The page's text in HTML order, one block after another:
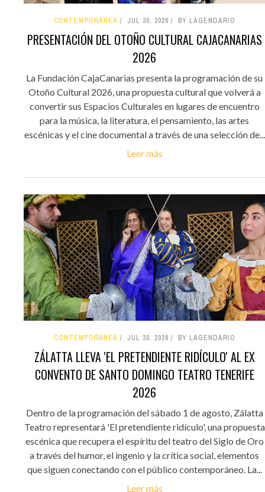
CONTEMPORÁNEA JUL 30, 2026 BY LAGENDARIO
PRESENTACIÓN DEL OTOÑO CULTURAL CAJACANARIAS
2026
La Fundación CajaCanarias presenta la programación de su
Otoño Cultural 2026, una propuesta cultural que volverá a
convertir sus Espacios Culturales en lugares de encuentro
para la música, la literatura, el pensamiento, las artes
escénicas y el cine documental a través de una selección de...
Leer más
CONTEMPORÁNEA JUL 30, 2026 BY LAGENDARIO
ZÁLATTA LLEVA 'EL PRETENDIENTE RIDÍCULO' AL EX
CONVENTO DE SANTO DOMINGO TEATRO TENERIFE
2026
Dentro de la programación del sábado 1 de agosto, Zálatta
Teatro representará 'El pretendiente ridículo', una propuesta
escénica que recupera el espíritu del teatro del Siglo de Oro
a través del humor, el ingenio y la crítica social, elementos
que siguen conectando con el público contemporáneo. La...
Leer más